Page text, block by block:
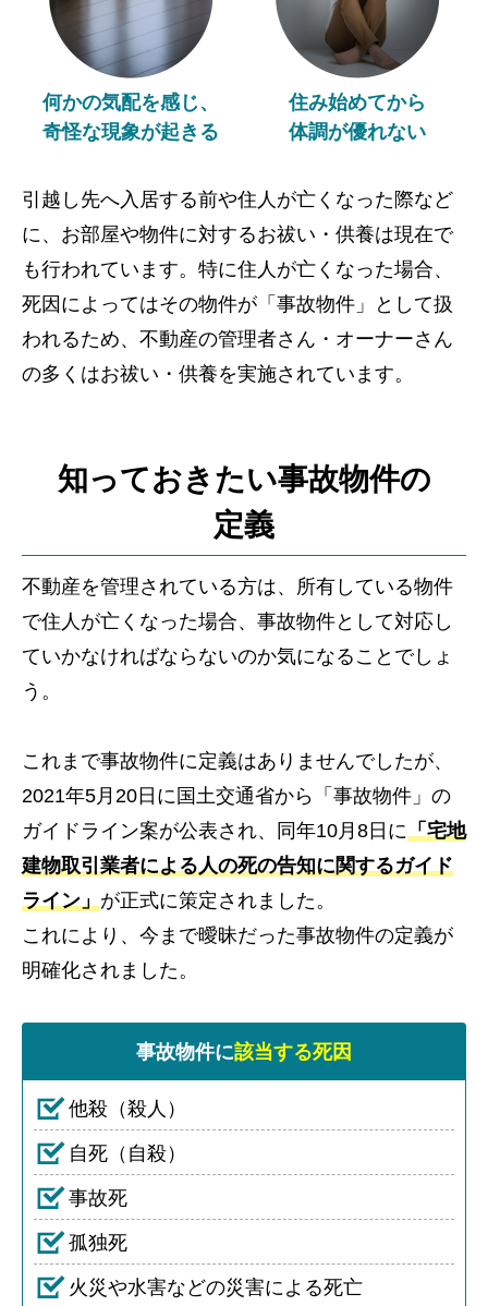
何かの気配を感じ、
奇怪な現象が起きる
住み始めてから
体調が優れない
引越し先へ入居する前や住人が亡くなった際など
に、お部屋や物件に対するお祓い・供養は現在で
も行われています。特に住人が亡くなった場合、
死因によってはその物件が「事故物件」として扱
われるため、不動産の管理者さん・オーナーさん
の多くはお祓い・供養を実施されています。
知っておきたい事故物件の
定義
不動産を管理されている方は、所有している物件
で住人が亡くなった場合、事故物件として対応し
ていかなければならないのか気になることでしょ
う。
これまで事故物件に定義はありませんでしたが、
2021年5月20日に国土交通省から「事故物件」の
ガイドライン案が公表され、同年10月8日に「宅地
建物取引業者による人の死の告知に関するガイド
ライン」が正式に策定されました。
これにより、今まで曖昧だった事故物件の定義が
明確化されました。
事故物件に該当する死因
他殺（殺人）
自死（自殺）
事故死
孤独死
火災や水害などの災害による死亡